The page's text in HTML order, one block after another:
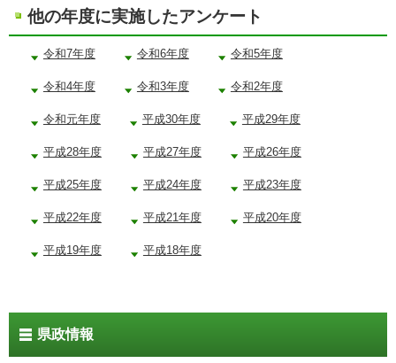
他の年度に実施したアンケート
令和7年度 令和6年度 令和5年度
令和4年度 令和3年度 令和2年度
令和元年度 平成30年度 平成29年度
平成28年度 平成27年度 平成26年度
平成25年度 平成24年度 平成23年度
平成22年度 平成21年度 平成20年度
平成19年度 平成18年度
県政情報